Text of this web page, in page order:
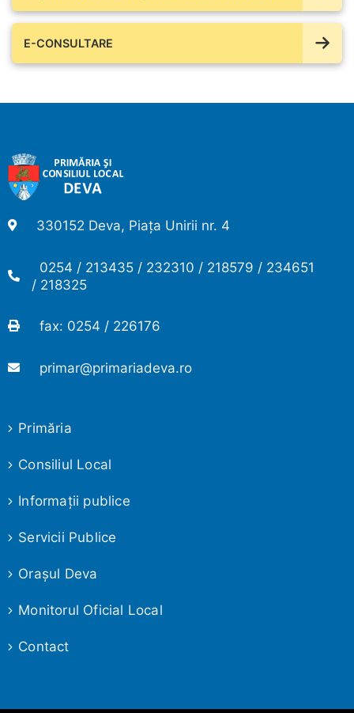
E-CONSULTARE
330152 Deva, Piața Unirii nr. 4
0254 / 213435 / 232310 / 218579 / 234651
/ 218325
fax: 0254 / 226176
primar@primariadeva.ro
Primăria
Consiliul Local
Informaţii publice
Servicii Publice
Oraşul Deva
Monitorul Oficial Local
Contact